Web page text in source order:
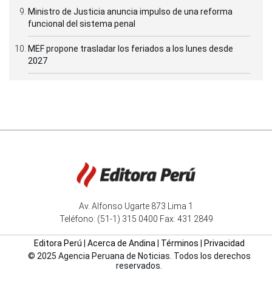
Ministro de Justicia anuncia impulso de una reforma
funcional del sistema penal
MEF propone trasladar los feriados a los lunes desde
2027
Av. Alfonso Ugarte 873 Lima 1
Teléfono: (51-1) 315 0400 Fax: 431 2849
Editora Perú Acerca de Andina Términos
Privacidad
© 2025 Agencia Peruana de Noticias. Todos los derechos
reservados.